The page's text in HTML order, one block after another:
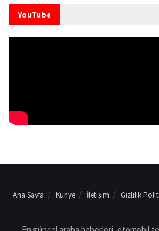
YouTube
Ana Sayfa Künye İletişim Gizlilik